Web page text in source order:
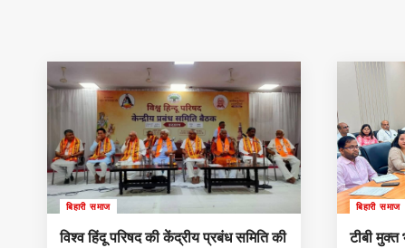
बिहारी समाज
विश्व हिंदू परिषद की केंद्रीय प्रबंध समिति की
बिहारी समाज
टीबी मुक्त